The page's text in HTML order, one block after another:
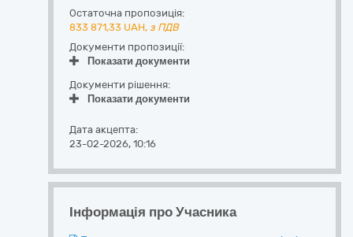
Остаточна пропозиція:
833 871,33 UAH, з ПДВ
Документи пропозиції:
Показати документи
Документи рішення:
Показати документи
Дата акцепта:
23-02-2026, 10:16
Інформація про Учасника